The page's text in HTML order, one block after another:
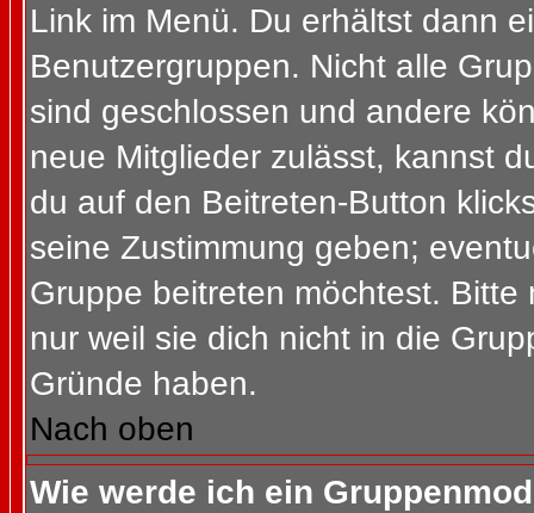
Link im Menü. Du erhältst dann
Benutzergruppen. Nicht alle
sind geschlossen und andere
neue Mitglieder zulässt, kannst
du auf den Beitreten-Button
seine Zustimmung geben;
Gruppe beitreten möchtest.
nur weil sie dich nicht in die
Gründe haben.
Nach oben
Wie werde ich ein